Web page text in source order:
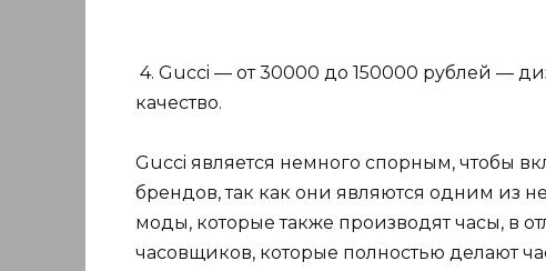
4. Gucci — от 30000 до 150000 рублей —
качество.
Gucci является немного спорным, чтобы
брендов, так как они являются одним из
моды, которые также производят часы, в
часовщиков, которые полностью делают